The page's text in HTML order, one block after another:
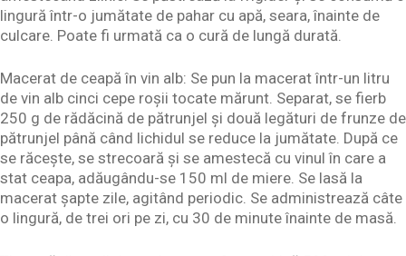
lingură într-o jumătate de pahar cu apă, seara, înainte de
culcare. Poate fi urmată ca o cură de lungă durată.
Macerat de ceapă în vin alb: Se pun la macerat într-un litru
de vin alb cinci cepe roșii tocate mărunt. Separat, se fierb
250 g de rădăcină de pătrunjel și două legături de frunze de
pătrunjel până când lichidul se reduce la jumătate. După ce
se răcește, se strecoară și se amestecă cu vinul în care a
stat ceapa, adăugându-se 150 ml de miere. Se lasă la
macerat șapte zile, agitând periodic. Se administrează câte
o lingură, de trei ori pe zi, cu 30 de minute înainte de masă.